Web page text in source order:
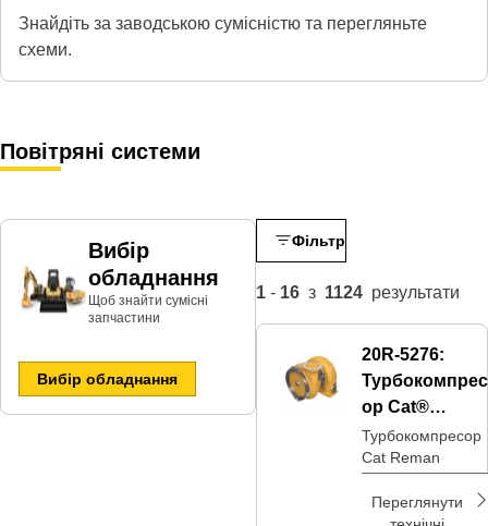
Знайдіть за заводською сумісністю та перегляньте
схеми.
Повітряні системи
Вибір
обладнання
Щоб знайти сумісні
запчастини​
Вибір обладнання
Фільтр
1 - 16 з 1124 результати
20R-5276:
Турбокомпрес
ор Cat®
Reman
Турбокомпресор
Cat Reman
Переглянути